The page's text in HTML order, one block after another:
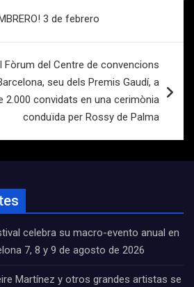
3 de febrero
Fòrum del Centre de convencions
seu dels Premis Gaudí, a
2.000 convidats en una cerimònia
conduïda per Rossy de Palma
celebra su macro-evento anual en
7, 8 y 9 de agosto de 2026
Martínez y otros grandes artistas se